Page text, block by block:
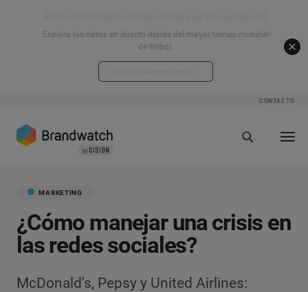
Explora los datos en directo detrás del mayor torneo mundial
de fútbol.
CONTACTO
MARKETING
¿Cómo manejar una crisis en
las redes sociales?
McDonald's, Pepsy y United Airlines: